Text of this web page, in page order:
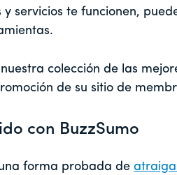
servicios te funcionen,
colección de las
de su sitio de
con BuzzSumo
forma probada de